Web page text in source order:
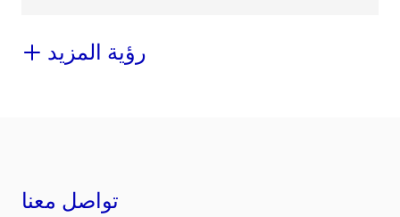
رؤية المزيد
تواصل معنا